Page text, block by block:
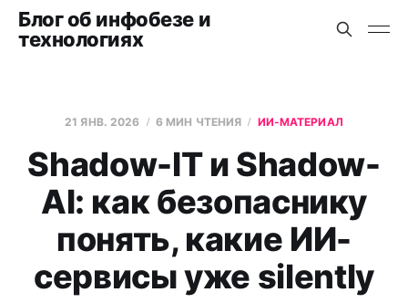
Блог об инфобезе и
технологиях
21 ЯНВ. 2026 6 МИН ЧТЕНИЯ ИИ-МАТЕРИАЛ
Shadow-IT и Shadow-
AI: как безопаснику
понять, какие ИИ-
сервисы уже silently